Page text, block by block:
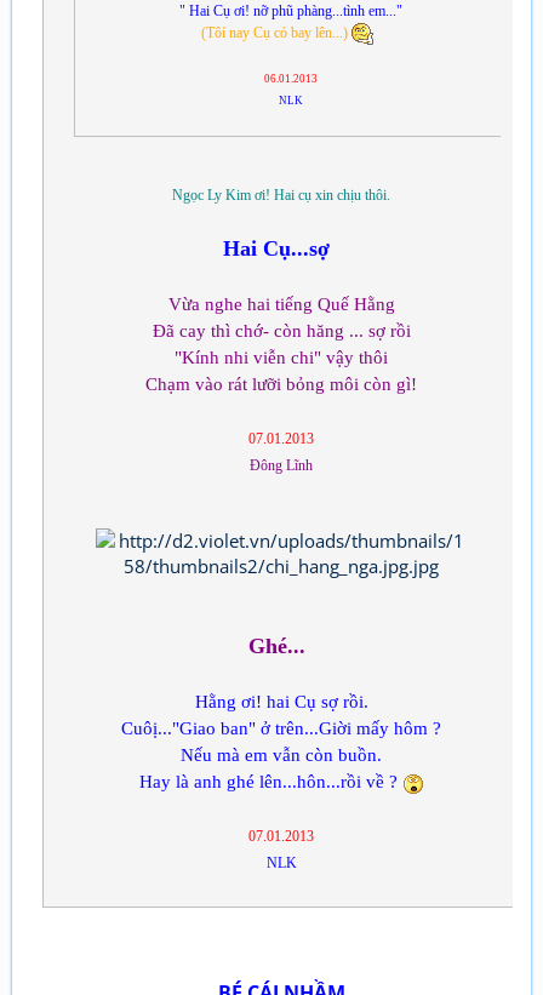
" Hai Cụ ơi! nỡ phũ phàng...tình em..."
(Tôí nay Cụ có bay lên...)
06.01.2013
NLK
Ngọc Ly Kim ơi! Hai cụ xin chịu thôi.
Hai Cụ...sợ
Vừa nghe hai tiếng Quế Hằng
Đã cay thì chớ- còn hăng ... sợ rồi
"Kính nhi viễn chi" vậy thôi
Chạm vào rát lưỡi bỏng môi còn gì!
07.01.2013
Đông Lĩnh
Ghé...
Hằng ơi! hai Cụ sợ rồi.
Cuôị..."Giao ban" ở trên...Giời mấy hôm ?
Nếu mà em vẫn còn buồn.
Hay là anh ghé lên...hôn...rồi về ?
07.01.2013
NLK